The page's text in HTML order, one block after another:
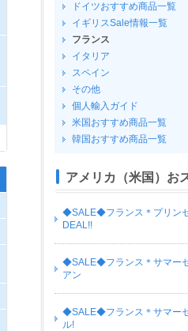
ドイツおすすめ商品一覧
イギリスSale情報一覧
フランス
イタリア
スペイン
その他
個人輸入ガイド
米国おすすめ商品一覧
韓国おすすめ商品一覧
アメリカ（米国）お
◆SALE◆フランス＊プリン
DEAL!!
◆SALE◆フランス＊サマー
アン
◆SALE◆フランス＊サマー
ル!